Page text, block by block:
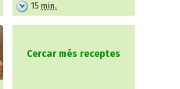
15 min.
Cercar més receptes